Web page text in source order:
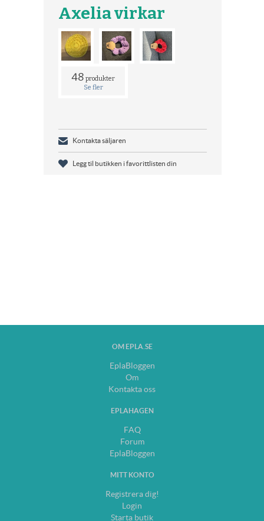
Axelia virkar
48 produkter
Se fler
Kontakta säljaren
Legg til butikken i favorittlisten din
OM EPLA.SE
EplaBloggen
Om
Kontakta oss
EPLAHAGEN
FAQ
Forum
EplaBloggen
MITT KONTO
Registrera dig!
Login
Starta butik